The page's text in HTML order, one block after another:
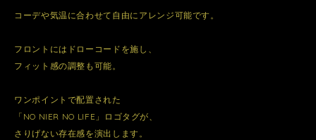
コーデや気温に合わせて自由にアレンジ可能です。
フロントにはドローコードを施し、
フィット感の調整も可能。
ワンポイントで配置された
「NO NIER NO LIFE」ロゴタグが、
さりげない存在感を演出します。